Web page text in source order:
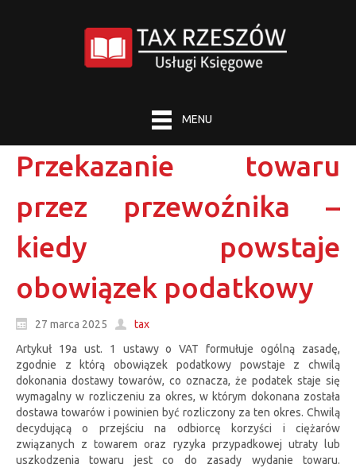
MENU
Przekazanie towaru
przez przewoźnika –
kiedy powstaje
obowiązek podatkowy
27 marca 2025
tax
Artykuł 19a ust. 1 ustawy o VAT formułuje ogólną zasadę,
zgodnie z którą obowiązek podatkowy powstaje z chwilą
dokonania dostawy towarów, co oznacza, że podatek staje się
wymagalny w rozliczeniu za okres, w którym dokonana została
dostawa towarów i powinien być rozliczony za ten okres. Chwilą
decydującą o przejściu na odbiorcę korzyści i ciężarów
związanych z towarem oraz ryzyka przypadkowej utraty lub
uszkodzenia towaru jest co do zasady wydanie towaru.